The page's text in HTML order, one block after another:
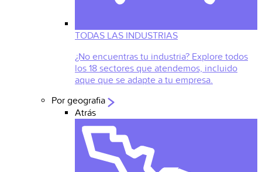
TODAS LAS INDUSTRIAS
¿No encuentras tu industria? Explore todos
los 18 sectores que atendemos, incluido
aque que se adapte a tu empresa.
Por geografia
Atrás